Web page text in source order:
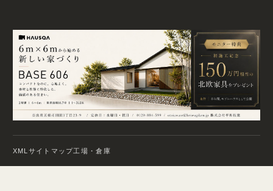
XMLサイトマップ工場・倉庫